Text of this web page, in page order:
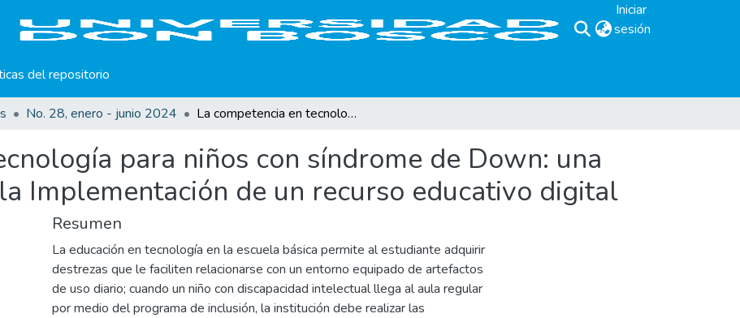
Iniciar
sesión
del repositorio
No. 28, enero - junio 2024 La competencia en tecnología para niños con síndrome de Down: una aproximación desde la Implementación de un recurso educativo digital
para niños con síndrome de Down: una
Implementación de un recurso educativo digital
Resumen
La educación en tecnología en la escuela básica permite al estudiante adquirir
destrezas que le faciliten relacionarse con un entorno equipado de artefactos
de uso diario; cuando un niño con discapacidad intelectual llega al aula regular
por medio del programa de inclusión, la institución debe realizar las